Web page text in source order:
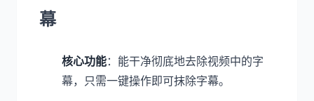
幕
核心功能：能干净彻底地去除视频中的字
幕，只需一键操作即可抹除字幕。